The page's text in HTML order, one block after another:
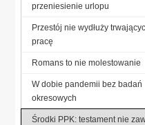
przeniesienie urlopu
Przestój nie wydłuży
pracę
Romans to nie molestowanie
W dobie pandemii bez badań
okresowych
Środki PPK: testament nie